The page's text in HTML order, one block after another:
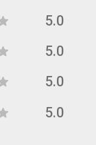
5.0
5.0
5.0
5.0